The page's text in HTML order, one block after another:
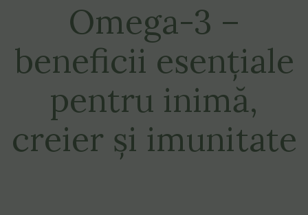
Omega-3 –
beneficii esențiale
pentru inimă,
creier și imunitate